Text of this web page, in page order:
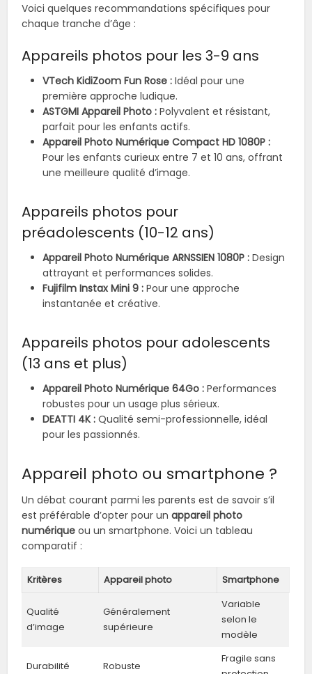
Voici quelques recommandations spécifiques pour
chaque tranche d’âge :
Appareils photos pour les 3-9 ans
VTech KidiZoom Fun Rose : Idéal pour une
première approche ludique.
ASTGMI Appareil Photo : Polyvalent et résistant,
parfait pour les enfants actifs.
Appareil Photo Numérique Compact HD 1080P :
Pour les enfants curieux entre 7 et 10 ans, offrant
une meilleure qualité d’image.
Appareils photos pour
préadolescents (10-12 ans)
Appareil Photo Numérique ARNSSIEN 1080P : Design
attrayant et performances solides.
Fujifilm Instax Mini 9 : Pour une approche
instantanée et créative.
Appareils photos pour adolescents
(13 ans et plus)
Appareil Photo Numérique 64Go : Performances
robustes pour un usage plus sérieux.
DEATTI 4K : Qualité semi-professionnelle, idéal
pour les passionnés.
Appareil photo ou smartphone ?
Un débat courant parmi les parents est de savoir s’il
est préférable d’opter pour unappareil photo
numérique ou un smartphone. Voici un tableau
comparatif :
Kritères Appareil photo Smartphone
Qualité
d’image
Généralement
supérieure
Variable
selon le
modèle
Durabilité Robuste
Fragile sans